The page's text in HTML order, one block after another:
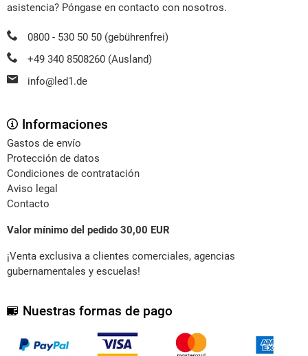
asistencia? Póngase en contacto con nosotros.
0800 - 530 50 50 (gebührenfrei)
+49 340 8508260 (Ausland)
info@led1.de
Informaciones
Gastos de envío
Protección de datos
Condiciones de contratación
Aviso legal
Contacto
Valor mínimo del pedido 30,00 EUR
¡Venta exclusiva a clientes comerciales, agencias
gubernamentales y escuelas!
Nuestras formas de pago